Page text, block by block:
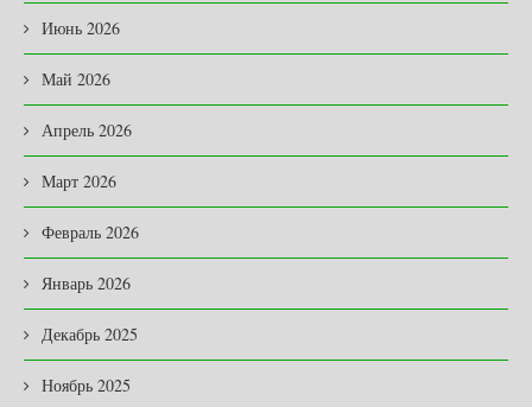
Июнь 2026
Май 2026
Апрель 2026
Март 2026
Февраль 2026
Январь 2026
Декабрь 2025
Ноябрь 2025